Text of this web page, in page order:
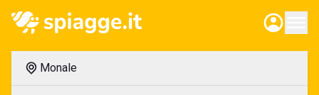
Monale